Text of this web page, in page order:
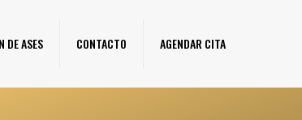
DE ASES CONTACTO AGENDAR CITA